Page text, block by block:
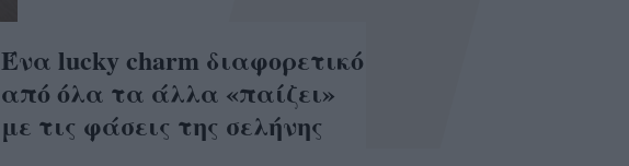
Ένα lucky charm διαφορετικό
από όλα τα άλλα «παίζει»
με τις φάσεις της σελήνης